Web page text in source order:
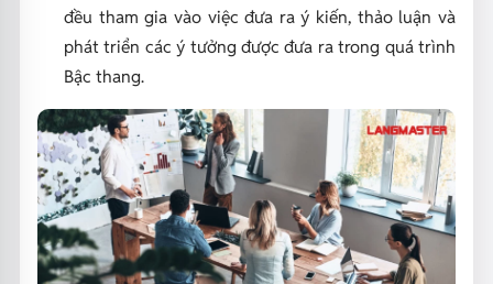
đều tham gia vào việc đưa ra ý kiến, thảo luận và
phát triển các ý tưởng được đưa ra trong quá trình
Bậc thang.